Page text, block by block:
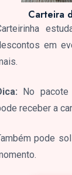
Carteira
em
No
receber a
pode